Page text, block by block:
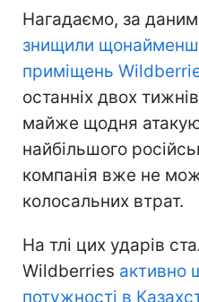
Нагадаємо, за
знищили
приміщень
останніх двох
майже щодня
найбільшого
компанія вже не
колосальних втрат.
На тлі цих ударів
Wildberries активно
потужності в